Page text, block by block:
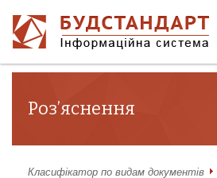
Роз’яснення
Класифікатор по видам документів